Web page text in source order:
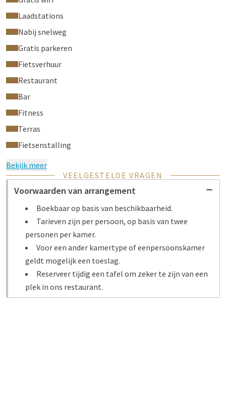
een wandeling langs de vestingwerken, bezoek leuke
natuurgebieden zoals de
perfect voor een dagje
Boek nu uw 3=2 arrangement
cadeau!
Hotel Gorinchem-A27.
Laadstations
Nabij snelweg
Gratis parkeren
Fietsverhuur
Restaurant
Bar
Fitness
Terras
Fietsenstalling
Bekijk meer
VEELGESTELDE VRAGEN
Voorwaarden van arrangement
Boekbaar op basis van beschikbaarheid.
Tarieven zijn per persoon, op basis van twee
personen per kamer.
Voor een ander kamertype of eenpersoonskamer
geldt mogelijk een toeslag.
Reserveer tijdig een tafel om zeker te zijn van een
plek in ons restaurant.